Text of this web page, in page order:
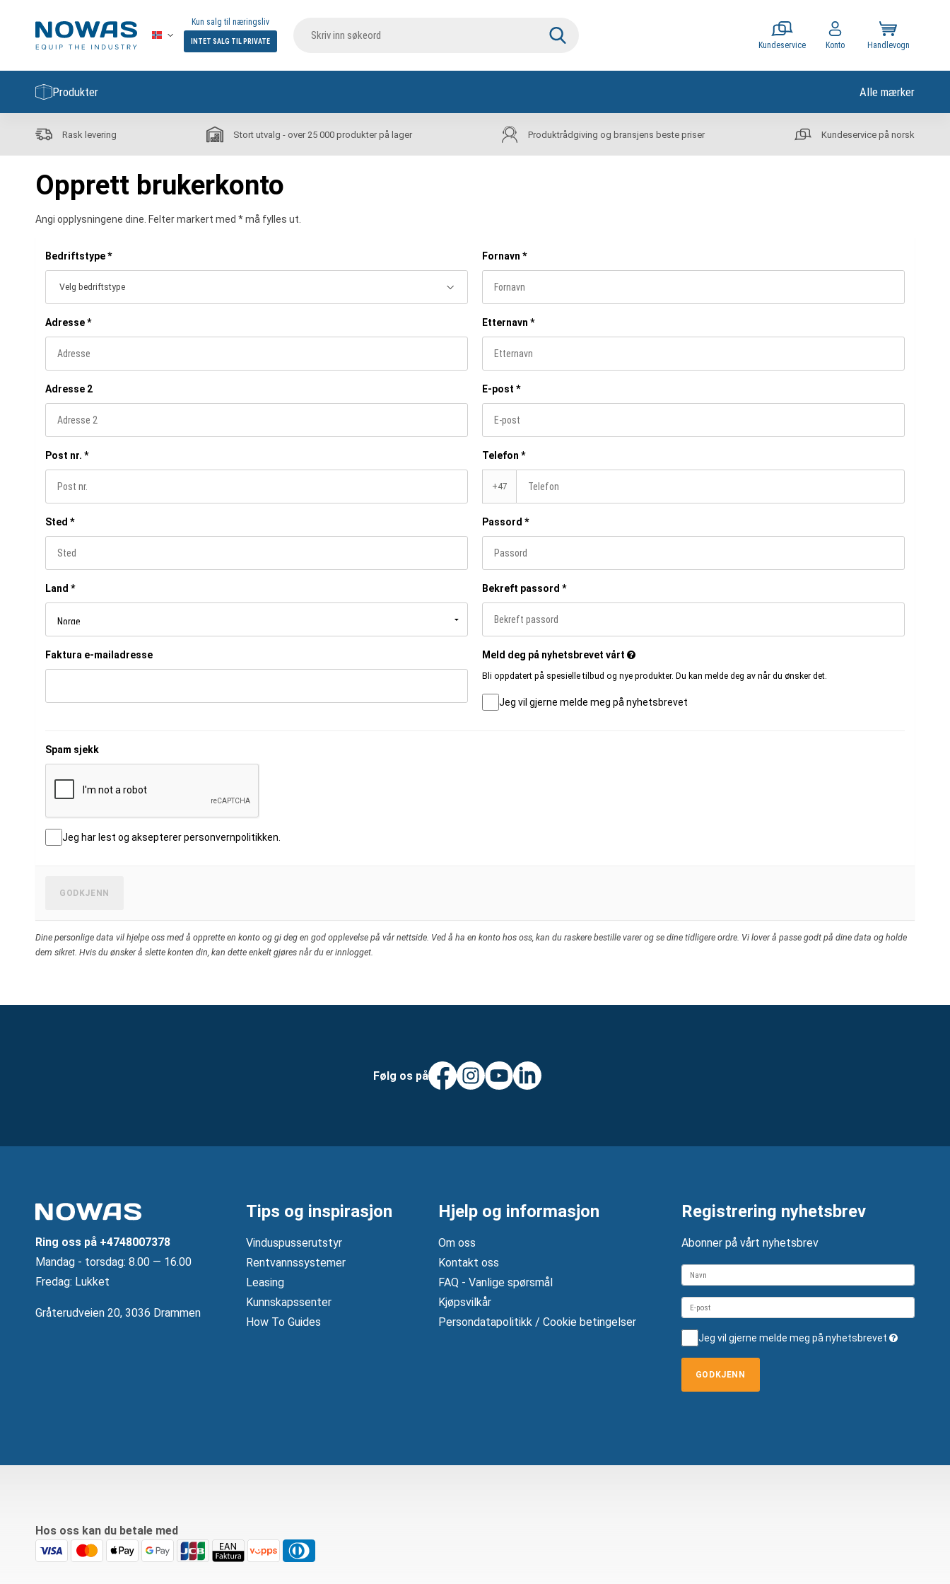
Kun salg til næringsliv
INTET SALG TIL PRIVATE Kundeservice Konto Handlevogn
Produkter Alle mærker
Rask levering Stort utvalg - over 25 000 produkter på lager Produktrådgiving og bransjens beste priser Kundeservice på norsk
Opprett brukerkonto
Angi opplysningene dine. Felter markert med * må fylles ut.
Bedriftstype*
Adresse*
Adresse 2
Post nr. *
Sted *
Land *
Faktura e-mailadresse
Fornavn *
Etternavn *
E-post *
Telefon *
+47
Passord *
Bekreft passord *
Meld deg på nyhetsbrevet vårt
Bli oppdatert på spesielle tilbud og nye produkter. Du kan melde deg av når du ønsker det.
Jeg vil gjerne melde meg på nyhetsbrevet
Spam sjekk
Jeg har lest og aksepterer personvernpolitikken.
GODKJENN
Dine personlige data vil hjelpe oss med å opprette en konto og gi deg en god opplevelse på vår nettside. Ved å ha en konto hos oss, kan du raskere bestille varer og se dine tidligere ordre. Vi lover å passe godt på dine data og holde
dem sikret. Hvis du ønsker å slette konten din, kan dette enkelt gjøres når du er innlogget.
Følg os på
Ring oss på +4748007378
Mandag ‐ torsdag: 8.00 — 16.00
Fredag: Lukket
Gråterudveien 20, 3036 Drammen
Tips og inspirasjon
Vinduspusserutstyr
Rentvannssystemer
Leasing
Kunnskapssenter
How To Guides
Hjelp og informasjon
Om oss
Kontakt oss
FAQ - Vanlige spørsmål
Kjøpsvilkår
Persondatapolitikk / Cookie betingelser
Registrering nyhetsbrev
Abonner på vårt nyhetsbrev
Jeg vil gjerne melde meg på nyhetsbrevet
GODKJENN
Hos oss kan du betale med